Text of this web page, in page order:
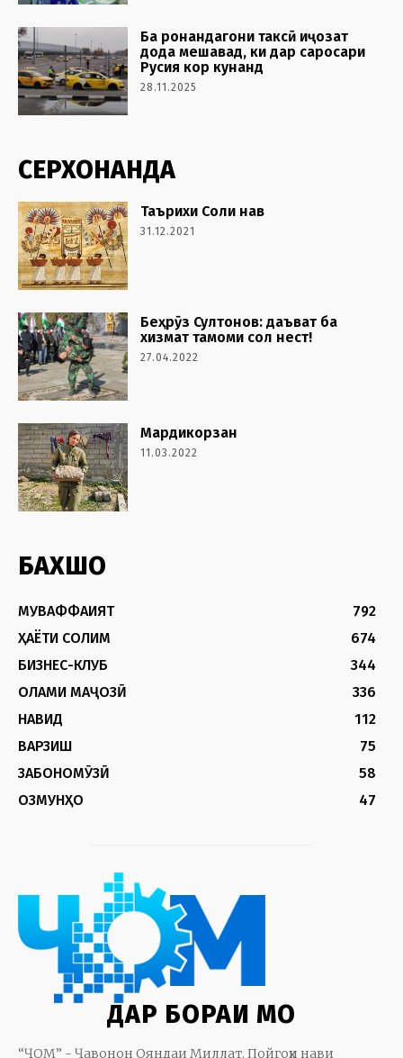
Ба ронандагони таксӣ иҷозат
дода мешавад, ки дар саросари
Русия кор кунанд
28.11.2025
СЕРХОНАНДА
Таърихи Соли нав
31.12.2021
Беҳрӯз Султонов: даъват ба
хизмат тамоми сол нест!
27.04.2022
Мардикорзан
11.03.2022
БАХШҲО
МУВАФФАҚИЯТ
792
ҲАЁТИ СОЛИМ
674
БИЗНЕС-КЛУБ
344
ОЛАМИ МАҶОЗӢ
336
НАВИД
112
ВАРЗИШ
75
ЗАБОНОМӮЗӢ
58
ОЗМУНҲО
47
ДАР БОРАИ МО
“ҶОМ” - Ҷавонон Ояндаи Миллат. Пойгоҳи нави